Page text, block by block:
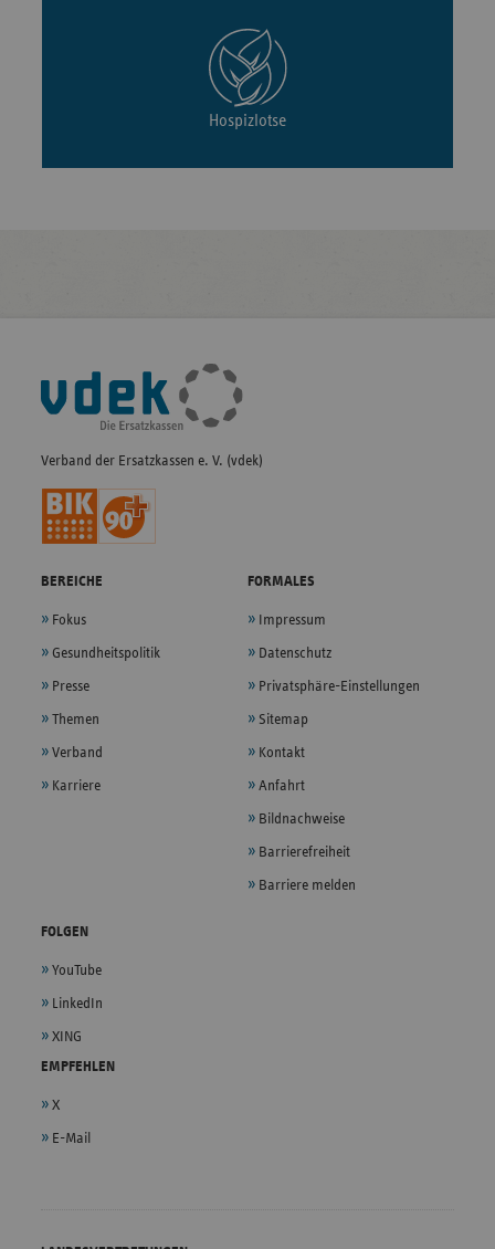
Hospizlotse
Fußleisten-
Navigation
Verband der Ersatzkassen e. V. (vdek)
BEREICHE
Fokus
Gesundheitspolitik
Presse
Themen
Verband
Karriere
FORMALES
Impressum
Datenschutz
Privatsphäre-Einstellungen
Sitemap
Kontakt
Anfahrt
Bildnachweise
Barrierefreiheit
Barriere melden
FOLGEN
YouTube
LinkedIn
XING
EMPFEHLEN
X
E-Mail